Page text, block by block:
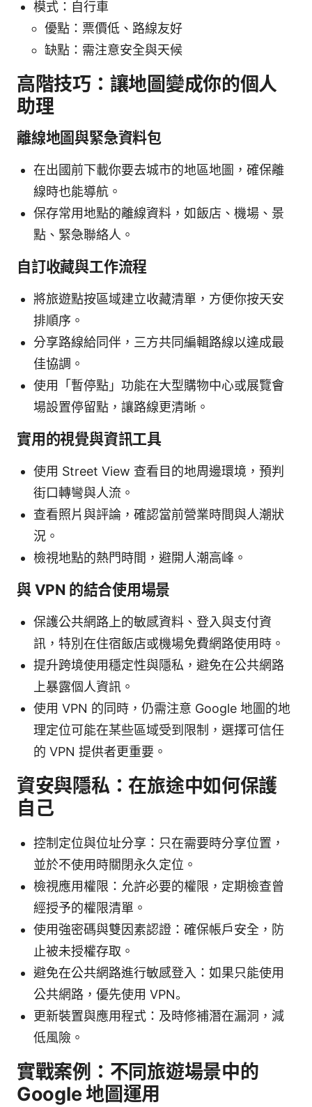
模式：自行車
優點：票價低、路線友好
缺點：需注意安全與天候
高階技巧：讓地圖變成你的個人
助理
離線地圖與緊急資料包
在出國前下載你要去城市的地區地圖，確保離
線時也能導航。
保存常用地點的離線資料，如飯店、機場、景
點、緊急聯絡人。
自訂收藏與工作流程
將旅遊點按區域建立收藏清單，方便你按天安
排順序。
分享路線給同伴，三方共同編輯路線以達成最
佳協調。
使用「暫停點」功能在大型購物中心或展覽會
場設置停留點，讓路線更清晰。
實用的視覺與資訊工具
使用 Street View 查看目的地周邊環境，預判
街口轉彎與人流。
查看照片與評論，確認當前營業時間與人潮狀
況。
檢視地點的熱門時間，避開人潮高峰。
與 VPN 的結合使用場景
保護公共網路上的敏感資料、登入與支付資
訊，特別在住宿飯店或機場免費網路使用時。
提升跨境使用穩定性與隱私，避免在公共網路
上暴露個人資訊。
使用 VPN 的同時，仍需注意 Google 地圖的地
理定位可能在某些區域受到限制，選擇可信任
的 VPN 提供者更重要。
資安與隱私：在旅途中如何保護
自己
控制定位與位址分享：只在需要時分享位置，
並於不使用時關閉永久定位。
檢視應用權限：允許必要的權限，定期檢查曾
經授予的權限清單。
使用強密碼與雙因素認證：確保帳戶安全，防
止被未授權存取。
避免在公共網路進行敏感登入：如果只能使用
公共網路，優先使用 VPN。
更新裝置與應用程式：及時修補潛在漏洞，減
低風險。
實戰案例：不同旅遊場景中的
Google 地圖運用